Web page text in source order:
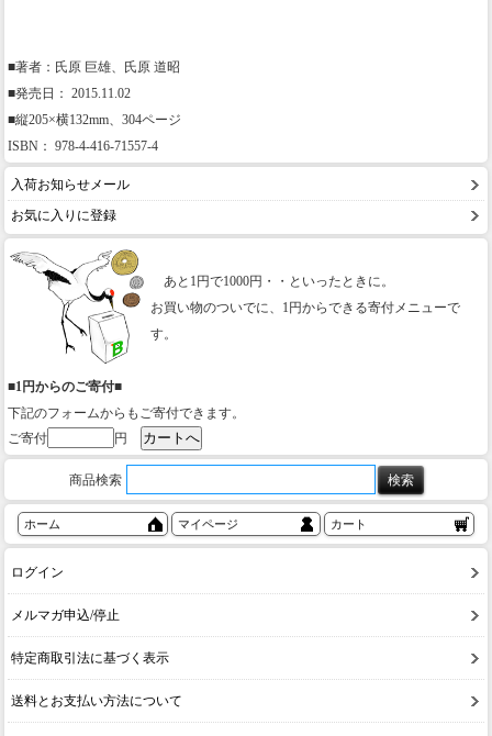
■著者：氏原 巨雄、氏原 道昭
■発売日： 2015.11.02
■縦205×横132mm、304ページ
ISBN： 978-4-416-71557-4
入荷お知らせメール
お気に入りに登録
あと1円で1000円・・といったときに。
お買い物のついでに、1円からできる寄付メニューで
す。
■1円からのご寄付■
下記のフォームからもご寄付できます。
ご寄付
円
商品検索
ホーム マイページ カート
ログイン
メルマガ申込/停止
特定商取引法に基づく表示
送料とお支払い方法について